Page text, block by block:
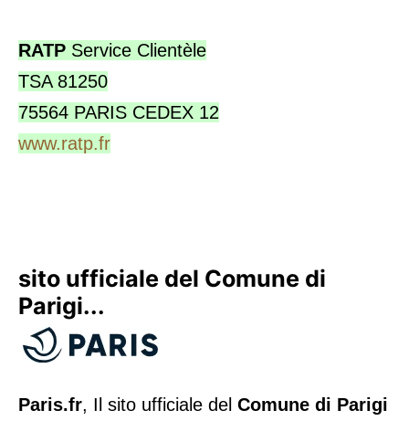
RATP Service Clientèle
TSA 81250
75564 PARIS CEDEX 12
www.ratp.fr
sito ufficiale del Comune di
Parigi...
Paris.fr, Il sito ufficiale del Comune di Parigi